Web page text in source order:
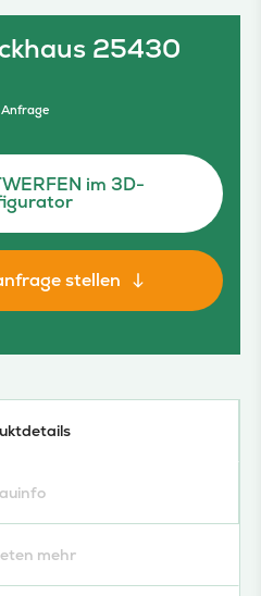
25430
im 3D-
stellen
mehr